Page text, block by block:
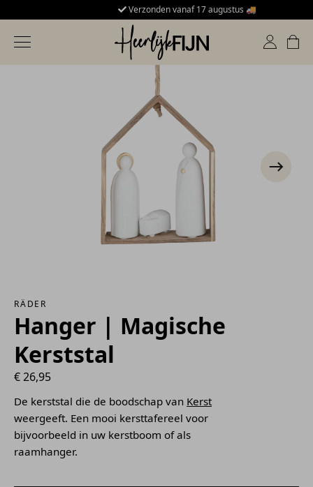
Verzonden vanaf 17 augustus 🚚
Toggle navigation
HeerlijkFijn
RÄDER
Hanger | Magische
Kerststal
€26,95
De kerststal die de boodschap van Kerst
weergeeft. Een mooi kersttafereel voor
bijvoorbeeld in uw kerstboom of als
raamhanger.